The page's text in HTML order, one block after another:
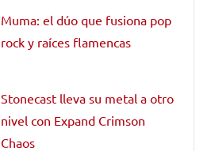
Muma: el dúo que fusiona pop
rock y raíces flamencas
Stonecast lleva su metal a otro
nivel con Expand Crimson
Chaos